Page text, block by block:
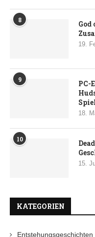
8
God
19.
9
PC-
18.
10
15.
KATEGORIEN
Entstehungsgeschichten